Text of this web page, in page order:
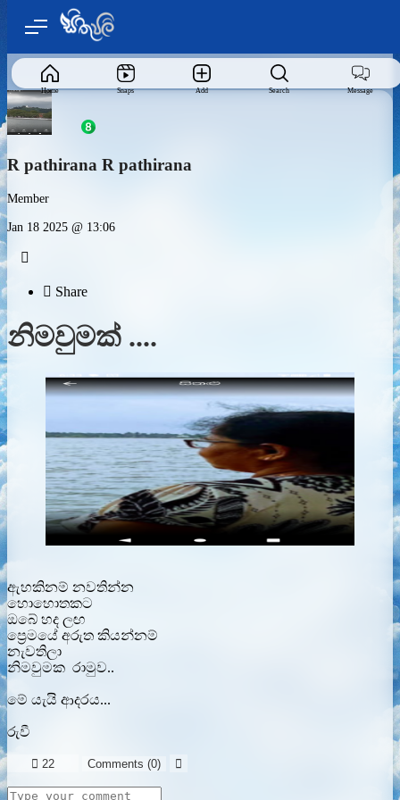
Home Snaps Add Search Message
R pathirana R pathirana
Member
Jan 18 2025 @ 13:06

 Share
නිමවුමක් ....
ඇහකිනම් නවතින්න
හොහොතකට
ඔබේ හද ලඟ
ප්‍රෙමයේ අරුත කියන්නම්
නැවතිලා
නිමවුමක රාමුව..
මේ යැයි ආදරය...
රුවී
 22 Comments (0) 